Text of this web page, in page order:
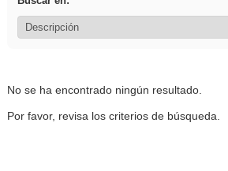
No se ha encontrado ningún resultado.
Por favor, revisa los criterios de búsqueda.